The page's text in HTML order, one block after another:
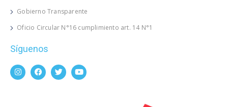
Gobierno Transparente
Oficio Circular N°16 cumplimiento art. 14 N°1
Síguenos